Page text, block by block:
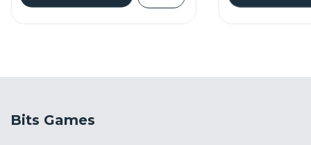
Bits Games